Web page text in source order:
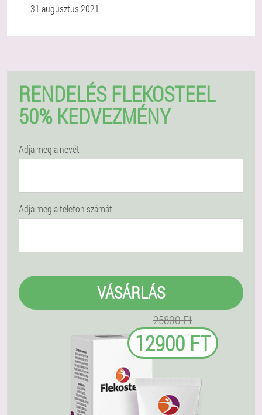
31 augusztus 2021
RENDELÉS FLEKOSTEEL
50% KEDVEZMÉNY
Adja meg a nevét
Adja meg a telefon számát
VÁSÁRLÁS
25800 Ft
12900 FT